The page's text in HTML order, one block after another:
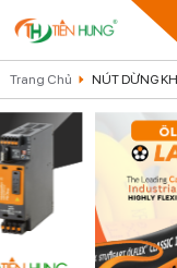
Trang Chủ NÚT DỪNG